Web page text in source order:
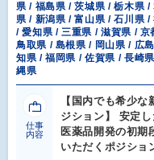
県 / 福島県 / 茨城県 / 栃木県 /
県 / 新潟県 / 富山県 / 石川県
/ 愛知県 / 三重県 / 滋賀県 /
鳥取県 / 島根県 / 岡山県 / 広
知県 / 福岡県 / 佐賀県 / 長崎
縄県
仕事
内容
【国内でも希少
ジション】 安定
医薬品開発の初期
いただくポジショ